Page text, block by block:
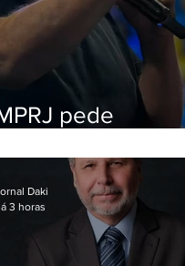
pede
Daki
3 horas